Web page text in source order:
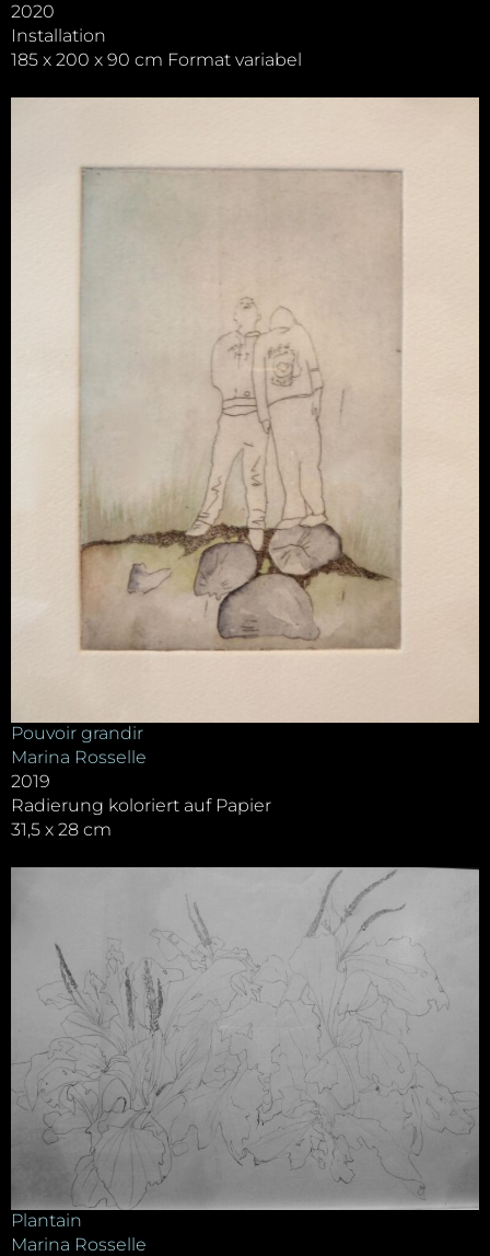
2020
Installation
185 x 200 x 90 cm Format variabel
Pouvoir grandir
Marina Rosselle
2019
Radierung koloriert auf Papier
31,5 x 28 cm
Plantain
Marina Rosselle